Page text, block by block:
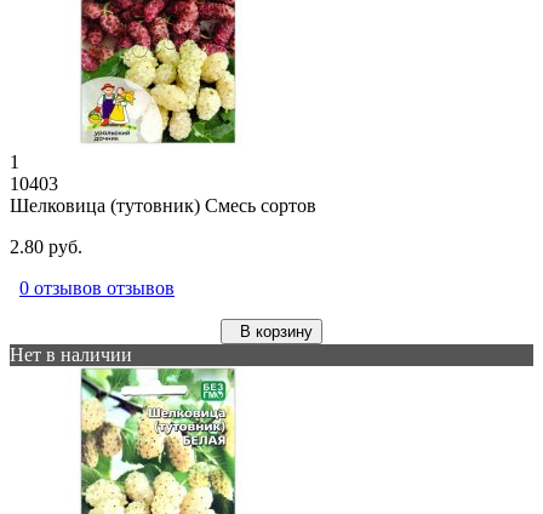
1
10403
Шелковица (тутовник) Смесь сортов
2.80 руб.
0 отзывов отзывов
В корзину
Нет в наличии